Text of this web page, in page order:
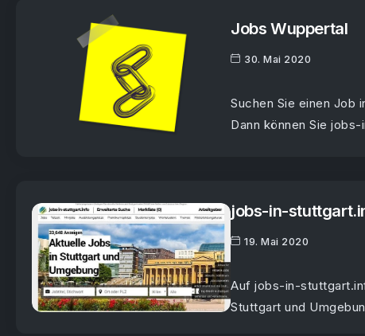
Jobs Wuppertal
30. Mai 2020
Suchen Sie einen Job
Dann können Sie
jobs-in-
19. Mai 2020
Auf jobs-in-
Stuttgart und